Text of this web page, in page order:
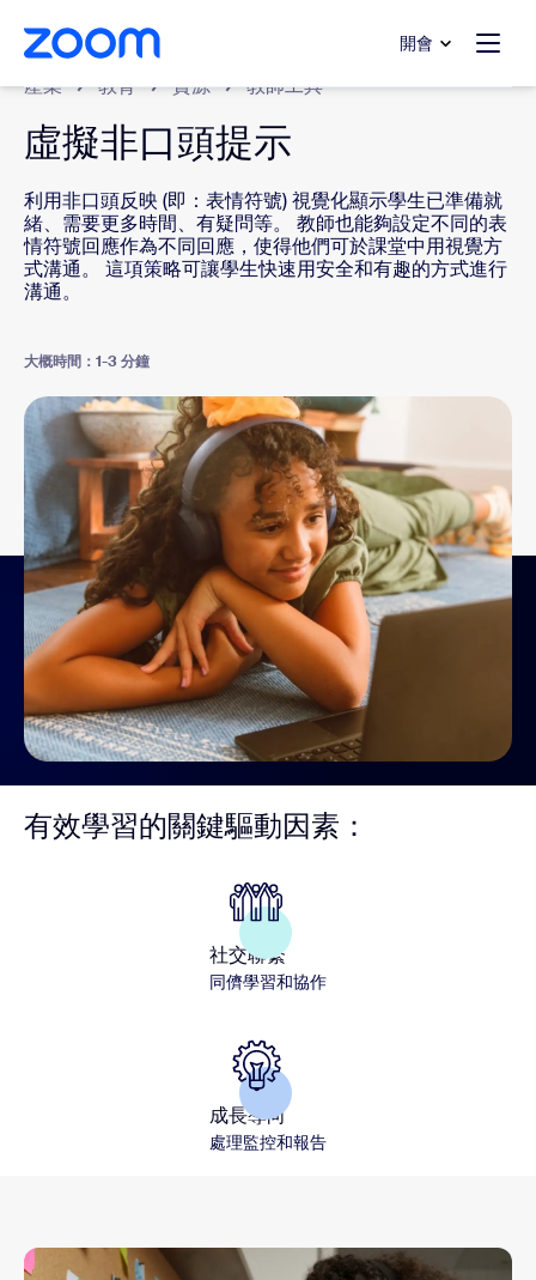
至主要內容
至協助聊天 開會
產業 教育 資源 教師工具
虛擬非口頭提示
利用非口頭反映 (即：表情符號) 視覺化顯示學生已準備就
緒、需要更多時間、有疑問等。 教師也能夠設定不同的表
情符號回應作為不同回應，使得他們可於課堂中用視覺方
式溝通。 這項策略可讓學生快速用安全和有趣的方式進行
溝通。
大概時間：1-3 分鐘
有效學習的關鍵驅動因素：
社交聯繫
同儕學習和協作
成長導向
處理監控和報告